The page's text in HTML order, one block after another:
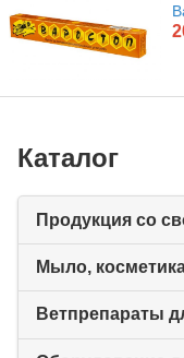
Каталог
Продукция со
Ветпрепараты